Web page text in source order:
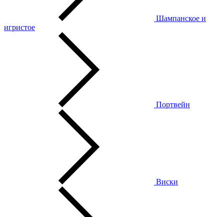
Шампанское и
игристое
Портвейн
Виски